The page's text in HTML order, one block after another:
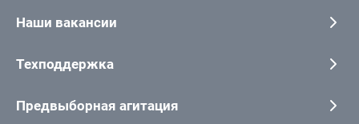
Наши вакансии
Техподдержка
Предвыборная агитация